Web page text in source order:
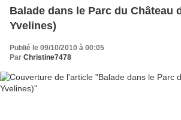
Balade dans le Parc du Château
Yvelines)
Publié le 09/10/2010 à 00:05
Par Christine7478